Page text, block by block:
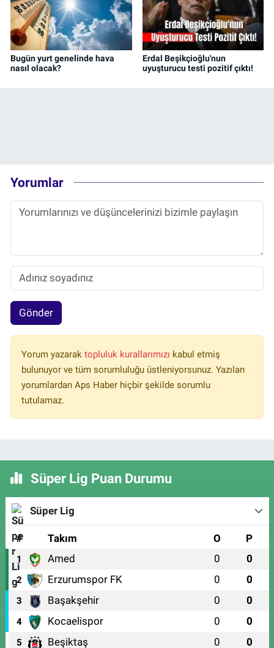
Bugün yurt genelinde hava
nasıl olacak?
Erdal Beşikçioğlu'nun
uyuşturucu testi pozitif çıktı!
Yorumlar
Gönder
Yorum yazarak topluluk kurallarımızı kabul etmiş
bulunuyor ve tüm sorumluluğu üstleniyorsunuz. Yazılan
yorumlardan Aps Haber hiçbir şekilde sorumlu
tutulamaz.
Süper Lig Puan Durumu
Süper Lig
# Takım O P
1 Amed 0 0
2 Erzurumspor FK 0 0
3 Başakşehir 0 0
4 Kocaelispor 0 0
5 Beşiktaş 0 0